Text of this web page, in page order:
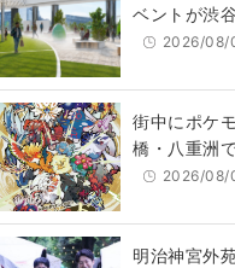
ベントが渋
2026/08/
街中にポケ
橋・八重洲
2026/08/
明治神宮外